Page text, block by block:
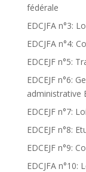
fédérale
EDCJFA n°3:
EDCJFA n°4:
EDCEJF n°5:
EDCEJF n°6:
administrative
EDCEJF n°7:
EDCEJF n°8:
EDCEJF n°9:
EDCJFA